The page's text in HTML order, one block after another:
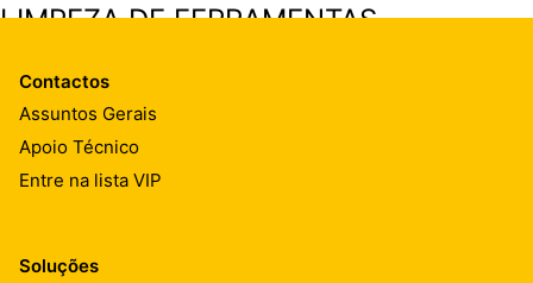
LIMPEZA DE FERRAMENTAS
Limpar todas as ferramentas e equipamento com água
imediatamente após a utilização. Material endurecido só
pode ser removido mecanicamente.
Contactos
Assuntos Gerais
Apoio Técnico
Entre na lista VIP
Soluções